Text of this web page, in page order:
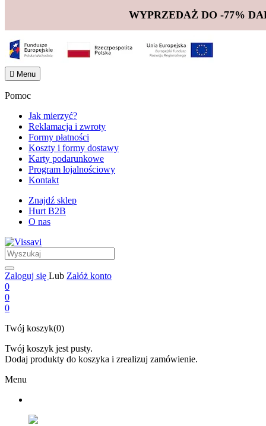
WYPRZEDAŻ DO -77%
 Menu
Pomoc
Jak mierzyć?
Reklamacja i zwroty
Formy płatności
Koszty i formy dostawy
Karty podarunkowe
Program lojalnościowy
Kontakt
Znajdź sklep
Hurt B2B
O nas
Zaloguj się Lub Załóż konto
0
0
0
Twój koszyk(0)
Twój koszyk jest pusty.
Dodaj produkty do koszyka i zrealizuj zamówienie.
Menu